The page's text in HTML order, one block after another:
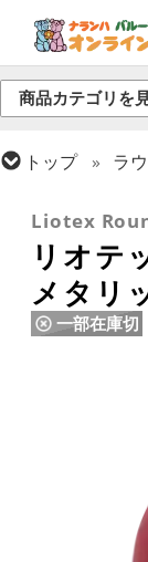
商品カテゴリを
トップ ラ
Liotex
リオテ
メタリ
一部在庫切